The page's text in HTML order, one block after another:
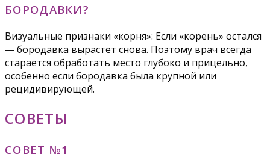
БОРОДАВКИ?
Визуальные признаки «корня»: Если «корень» остался
— бородавка вырастет снова. Поэтому врач всегда
старается обработать место глубоко и прицельно,
особенно если бородавка была крупной или
рецидивирующей.
СОВЕТЫ
СОВЕТ №1